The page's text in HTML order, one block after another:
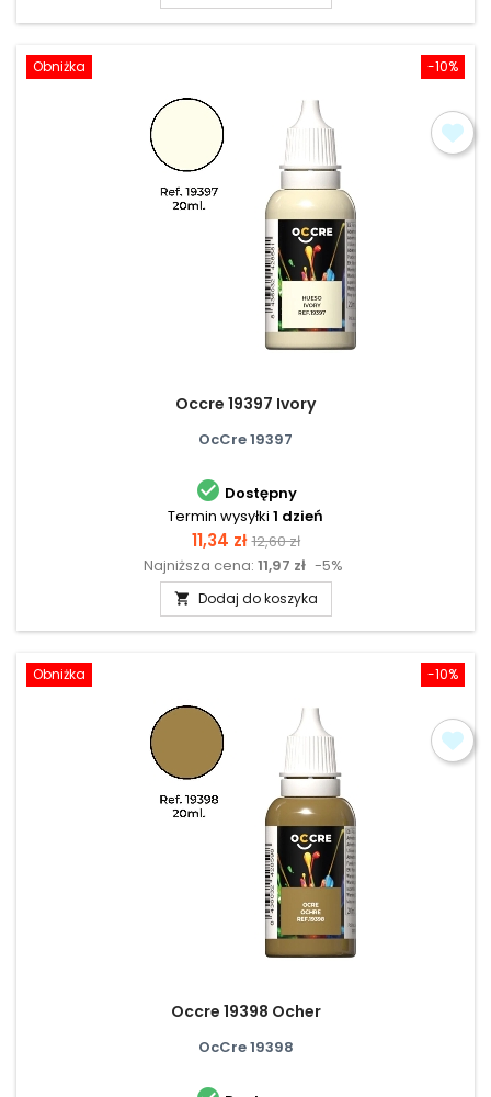
-10%
Obniżka
Occre 19397 Ivory
OcCre 19397
 Dostępny
Termin wysyłki 1 dzień
Cena
11,34 zł Cena
podstawowa
12,60 zł
Najniższa cena: 11,97 zł -5%
 Dodaj do koszyka
-10%
Obniżka
Occre 19398 Ocher
OcCre 19398